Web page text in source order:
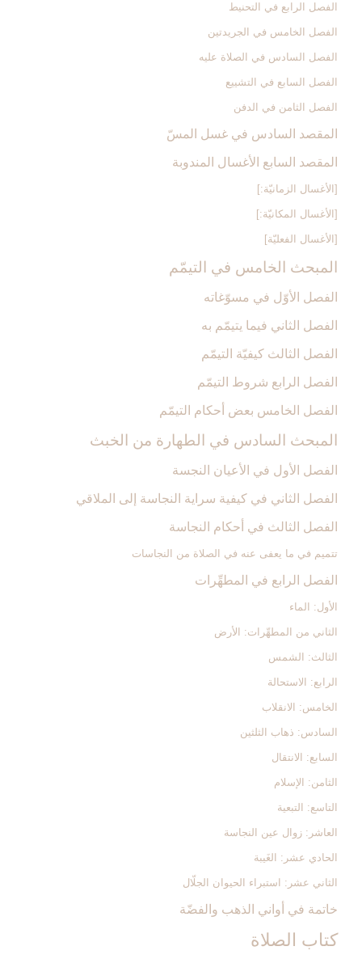
الفصل الرابع‏ في التحنيط
الفصل الخامس في الجريدتين
الفصل السادس في الصلاة عليه
الفصل السابع في التشييع
الفصل الثامن في الدفن
المقصد السادس في غسل المسّ‏
المقصد السابع الأغسال المندوبة
[الأغسال الزمانيّة:]
[الأغسال المكانيّة:]
[الأغسال الفعليّة]
المبحث الخامس في التيمّم‏
الفصل الأوّل في مسوّغاته
الفصل الثاني فيما يتيمّم به
الفصل الثالث كيفيّة التيمّم
الفصل الرابع شروط التيمّم‏
الفصل الخامس بعض أحكام التيمّم‏
المبحث السادس في الطهارة من الخبث‏
الفصل الأول في الأعيان النجسة
الفصل الثاني في كيفية سراية النجاسة إلى الملاقي
الفصل الثالث في أحكام النجاسة
تتميم في ما يعفى‏ عنه في الصلاة من النجاسات
الفصل الرابع في المطهِّرات
الأول: الماء
الثاني من المطهِّرات: الأرض
الثالث: الشمس‏
الرابع: الاستحالة
الخامس: الانقلاب
السادس: ذهاب الثلثين‏
السابع: الانتقال
الثامن: الإسلام
التاسع: التبعية
العاشر: زوال عين النجاسة
الحادي عشر: الغَيبة
الثاني عشر: استبراء الحيوان الجلّال
خاتمة في أواني الذهب والفضّة
كتاب الصلاة